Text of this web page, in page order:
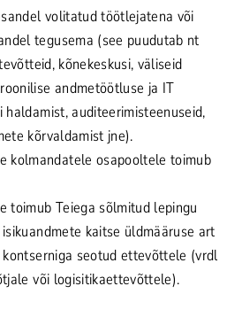
volitatud töötlejatena või
tegusema (see puudutab nt
kõnekeskusi, väliseid
andmetöötluse ja IT
haldamist, auditeerimisteenuseid,
kõrvaldamist jne).
kolmandatele osapooltele toimub
toimub Teiega sõlmitud lepingu
kaitse üldmääruse art
seotud ettevõttele (vrdl
või logisitikaettevõttele).